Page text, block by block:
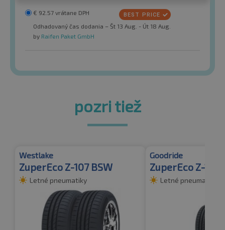
€ 92.57 vrátane DPH
Odhadovaný čas dodania – Št 13 Aug. - Út 18 Aug.
by Raifen Paket GmbH
pozri tiež
Westlake
ZuperEco Z-107 BSW
Letné pneumatiky
Goodride
ZuperEco Z-107
Letné pneumatiky